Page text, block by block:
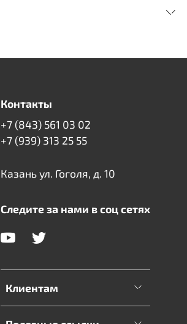
Клиентам
Контакты
+7 (843) 561 03 02
+7 (939) 313 25 55
Казань ул. Гоголя, д. 10
Следите за нами в соц сетях